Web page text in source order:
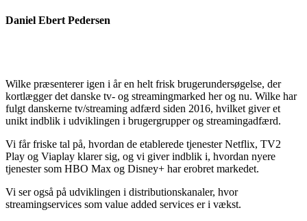
Daniel Ebert Pedersen
Wilke præsenterer igen i år en helt frisk brugerundersøgelse, der
kortlægger det danske tv- og streamingmarked her og nu. Wilke har
fulgt danskerne tv/streaming adfærd siden 2016, hvilket giver et
unikt indblik i udviklingen i brugergrupper og streamingadfærd.
Vi får friske tal på, hvordan de etablerede tjenester Netflix, TV2
Play og Viaplay klarer sig, og vi giver indblik i, hvordan nyere
tjenester som HBO Max og Disney+ har erobret markedet.
Vi ser også på udviklingen i distributionskanaler, hvor
streamingservices som value added services er i vækst.